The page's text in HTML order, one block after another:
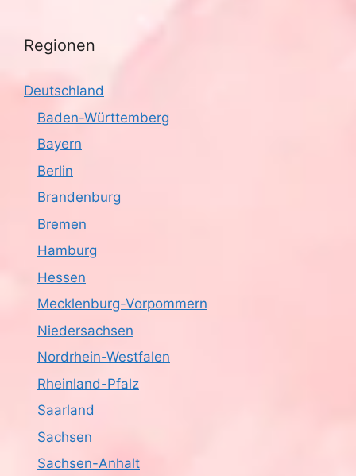
Regionen
Deutschland
Baden-Württemberg
Bayern
Berlin
Brandenburg
Bremen
Hamburg
Hessen
Mecklenburg-Vorpommern
Niedersachsen
Nordrhein-Westfalen
Rheinland-Pfalz
Saarland
Sachsen
Sachsen-Anhalt